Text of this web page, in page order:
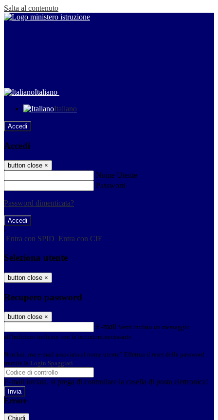
Salta al contenuto
Italiano
Italiano
Accedi
Accedi
button close ×
Nome Utente
Password
Password dimenticata?
-
Entra con SPID Entra con CIE
Seleziona utente
button close ×
Recupero password
button close ×
E-mail Verrà inviato un messaggio
all'indirizzo indicato con le istruzioni necessarie.
Non hai una e-mail associata al nome utente? Effettua il reset della password
tramite la Login Spaggiari
E-mail inviata, si prega di controllare la casella di posta elettronica!
Errore
Chiudi